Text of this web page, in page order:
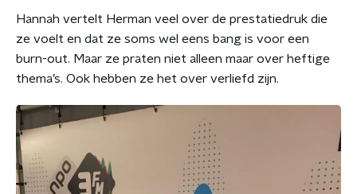
Hannah vertelt Herman veel over de prestatiedruk die
ze voelt en dat ze soms wel eens bang is voor een
burn-out. Maar ze praten niet alleen maar over heftige
thema’s. Ook hebben ze het over verliefd zijn.